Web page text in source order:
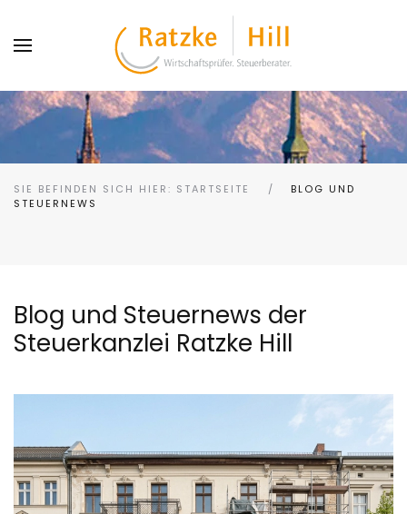
SIE BEFINDEN SICH HIER: STARTSEITE
BLOG UND
STEUERNEWS
Blog und Steuernews der
Steuerkanzlei Ratzke Hill